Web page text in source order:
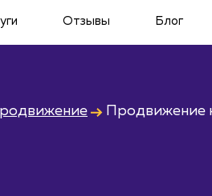
Отзывы Блог
Продвижение